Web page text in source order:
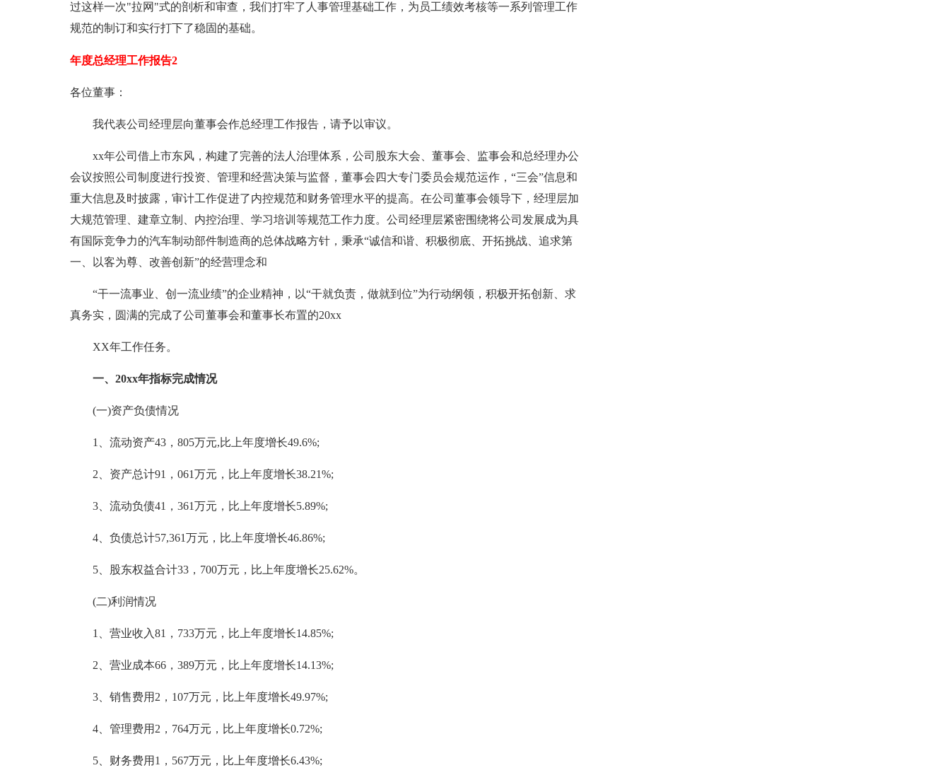
过这样一次"拉网"式的剖析和审查，我们打牢了人事管理基础工作，为员工绩效考核等一系列管理工作
规范的制订和实行打下了稳固的基础。
年度总经理工作报告2
各位董事：
我代表公司经理层向董事会作总经理工作报告，请予以审议。
xx年公司借上市东风，构建了完善的法人治理体系，公司股东大会、董事会、监事会和总经理办公
会议按照公司制度进行投资、管理和经营决策与监督，董事会四大专门委员会规范运作，“三会”信息和
重大信息及时披露，审计工作促进了内控规范和财务管理水平的提高。在公司董事会领导下，经理层加
大规范管理、建章立制、内控治理、学习培训等规范工作力度。公司经理层紧密围绕将公司发展成为具
有国际竞争力的汽车制动部件制造商的总体战略方针，秉承“诚信和谐、积极彻底、开拓挑战、追求第
一、以客为尊、改善创新”的经营理念和
“干一流事业、创一流业绩”的企业精神，以“干就负责，做就到位”为行动纲领，积极开拓创新、求
真务实，圆满的完成了公司董事会和董事长布置的20xx
XX年工作任务。
一、20xx年指标完成情况
(一)资产负债情况
1、流动资产43，805万元,比上年度增长49.6%;
2、资产总计91，061万元，比上年度增长38.21%;
3、流动负债41，361万元，比上年度增长5.89%;
4、负债总计57,361万元，比上年度增长46.86%;
5、股东权益合计33，700万元，比上年度增长25.62%。
(二)利润情况
1、营业收入81，733万元，比上年度增长14.85%;
2、营业成本66，389万元，比上年度增长14.13%;
3、销售费用2，107万元，比上年度增长49.97%;
4、管理费用2，764万元，比上年度增长0.72%;
5、财务费用1，567万元，比上年度增长6.43%;